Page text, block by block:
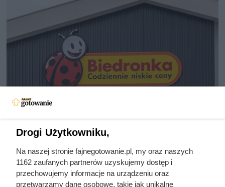
Sprawdziła cenę regularną i od
razu kupiła kilka kilogramów. Taka
okazja nie zdarza się często
Drogi Użytkowniku,
Na naszej stronie fajnegotowanie.pl, my oraz naszych
1162 zaufanych partnerów uzyskujemy dostęp i
przechowujemy informacje na urządzeniu oraz
przetwarzamy dane osobowe, takie jak unikalne